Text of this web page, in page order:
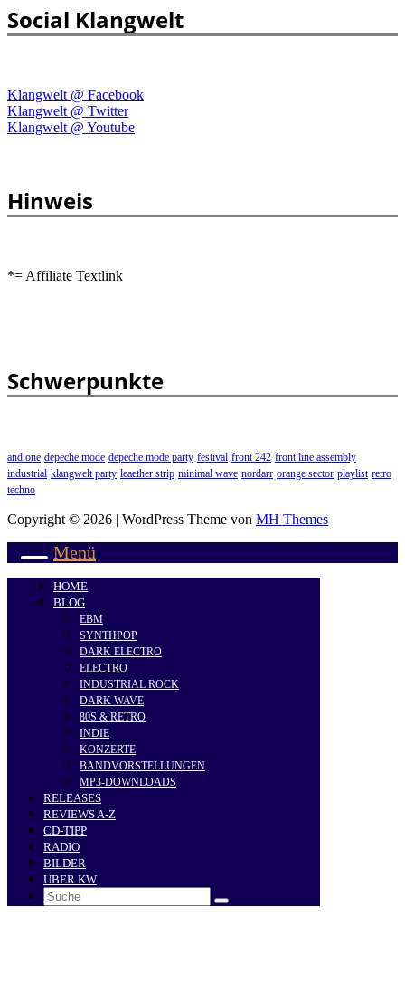
Social Klangwelt
Klangwelt @ Facebook
Klangwelt @ Twitter
Klangwelt @ Youtube
Hinweis
*= Affiliate Textlink
Schwerpunkte
and one depeche mode depeche mode party festival front 242 front line assembly
industrial klangwelt party leaether strip minimal wave nordarr orange sector playlist retro
techno
Copyright © 2026 | WordPress Theme von MH Themes
Menü
HOME
BLOG
EBM
SYNTHPOP
DARK ELECTRO
ELECTRO
INDUSTRIAL ROCK
DARK WAVE
80S & RETRO
INDIE
KONZERTE
BANDVORSTELLUNGEN
MP3-DOWNLOADS
RELEASES
REVIEWS A-Z
CD-TIPP
RADIO
BILDER
ÜBER KW
Search